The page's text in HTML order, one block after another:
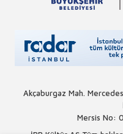
Akçaburgaz Mah.
Mersis No: